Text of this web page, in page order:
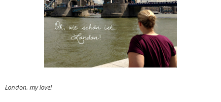
London, my love!